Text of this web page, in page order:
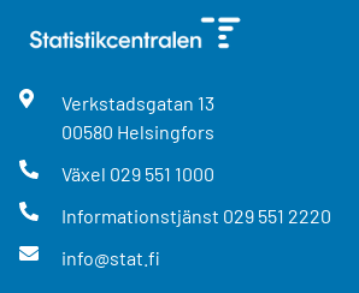
Verkstadsgatan 13
00580 Helsingfors
Växel 029 551 1000
Informationstjänst 029 551 2220
info@stat.fi